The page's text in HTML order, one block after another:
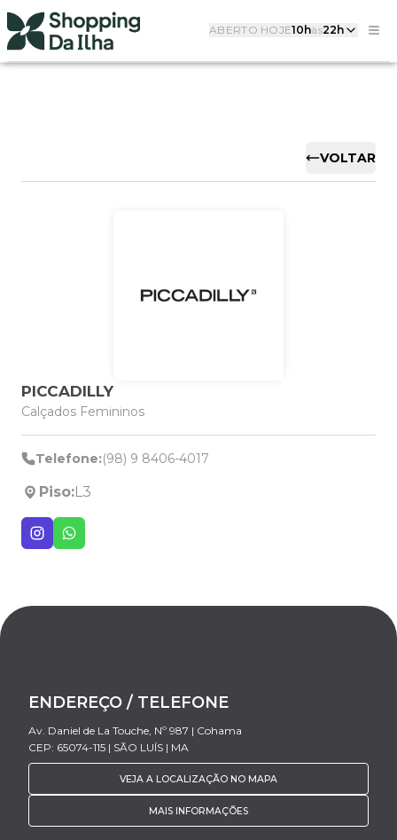
ABERTO HOJE10hàs22h
VOLTAR
PICCADILLY
Calçados Femininos
Telefone:(98) 9 8406-4017
Piso:L3
ENDEREÇO / TELEFONE
Av. Daniel de La Touche, Nº 987 | Cohama
CEP: 65074-115 | SÃO LUÍS | MA
VEJA A LOCALIZAÇÃO NO MAPA
MAIS INFORMAÇÕES